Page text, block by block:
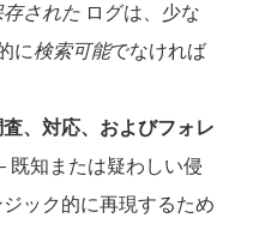
存された ログは、少な
に検索可能でなければ
、対応、およびフォレ
知または疑わしい侵
ック的に再現するため